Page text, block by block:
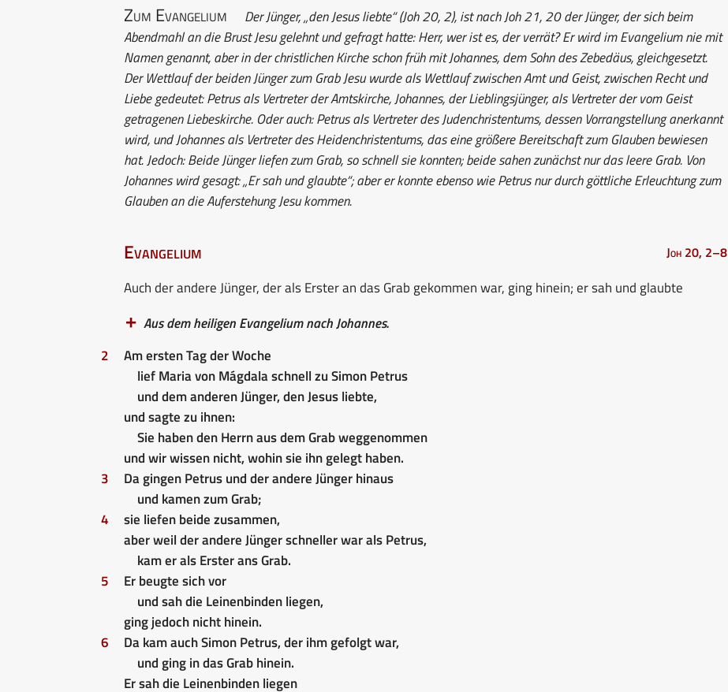
Zum Evangelium
Der Jünger, „den Jesus liebte“ (Joh 20, 2), ist nach Joh 21, 20 der Jünger, der sich beim
Abendmahl an die Brust Jesu gelehnt und gefragt hatte: Herr, wer ist es, der verrät? Er wird im Evangelium nie mit
Namen genannt, aber in der christlichen Kirche schon früh mit Johannes, dem Sohn des Zebedäus, gleichgesetzt.
Der Wettlauf der beiden Jünger zum Grab Jesu wurde als Wettlauf zwischen Amt und Geist, zwischen Recht und
Liebe gedeutet: Petrus als Vertreter der Amtskirche, Johannes, der Lieblingsjünger, als Vertreter der vom Geist
getragenen Liebeskirche. Oder auch: Petrus als Vertreter des Judenchristentums, dessen Vorrangstellung anerkannt
wird, und Johannes als Vertreter des Heidenchristentums, das eine größere Bereitschaft zum Glauben bewiesen
hat. Jedoch: Beide Jünger liefen zum Grab, so schnell sie konnten; beide sahen zunächst nur das leere Grab. Von
Johannes wird gesagt: „Er sah und glaubte“; aber er konnte ebenso wie Petrus nur durch göttliche Erleuchtung zum
Glauben an die Auferstehung Jesu kommen.
Evangelium Joh 20, 2–8
Auch der andere Jünger, der als Erster an das Grab gekommen war, ging hinein; er sah und glaubte
Aus dem heiligen Evangelium nach Johannes.
2
Am ersten Tag der Woche
lief Maria von Mágdala schnell zu Simon Petrus
und dem anderen Jünger, den Jesus liebte,
und sagte zu ihnen:
Sie haben den Herrn aus dem Grab weggenommen
und wir wissen nicht, wohin sie ihn gelegt haben.
3
Da gingen Petrus und der andere Jünger hinaus
und kamen zum Grab;
4
sie liefen beide zusammen,
aber weil der andere Jünger schneller war als Petrus,
kam er als Erster ans Grab.
5
Er beugte sich vor
und sah die Leinenbinden liegen,
ging jedoch nicht hinein.
6
Da kam auch Simon Petrus, der ihm gefolgt war,
und ging in das Grab hinein.
Er sah die Leinenbinden liegen